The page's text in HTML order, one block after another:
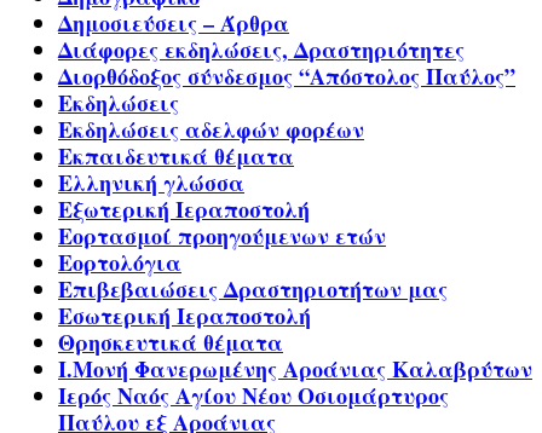
Δημοσιεύσεις – Άρθρα
Διάφορες εκδηλώσεις, Δραστηριότητες
Διορθόδοξος σύνδεσμος “Απόστολος Παύλος”
Εκδηλώσεις
Εκδηλώσεις αδελφών φορέων
Εκπαιδευτικά θέματα
Ελληνική γλώσσα
Εξωτερική Ιεραποστολή
Εορτασμοί προηγούμενων ετών
Εορτολόγια
Επιβεβαιώσεις Δραστηριοτήτων μας
Εσωτερική Ιεραποστολή
Θρησκευτικά θέματα
Ι.Μονή Φανερωμένης Αροάνιας Καλαβρύτων
Ιερός Ναός Αγίου Νέου Οσιομάρτυρος
Παύλου εξ Αροάνιας